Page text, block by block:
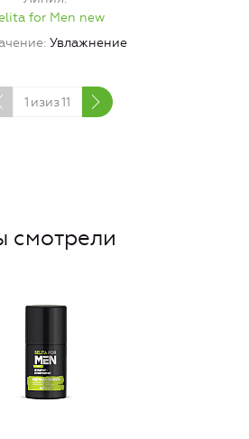
for Men new
Увлажнение
1 изиз11
смотрели